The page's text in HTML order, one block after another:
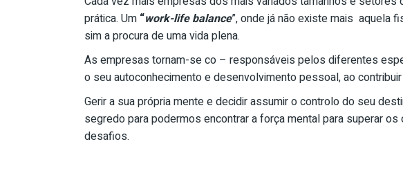
prática. Um “work-life balance”, onde já não existe mais aquela
sim a procura de uma vida plena.
As empresas tornam-se co – responsáveis pelos diferentes
o seu autoconhecimento e desenvolvimento pessoal, ao
Gerir a sua própria mente e decidir assumir o controlo do seu
segredo para podermos encontrar a força mental para superar
desafios.